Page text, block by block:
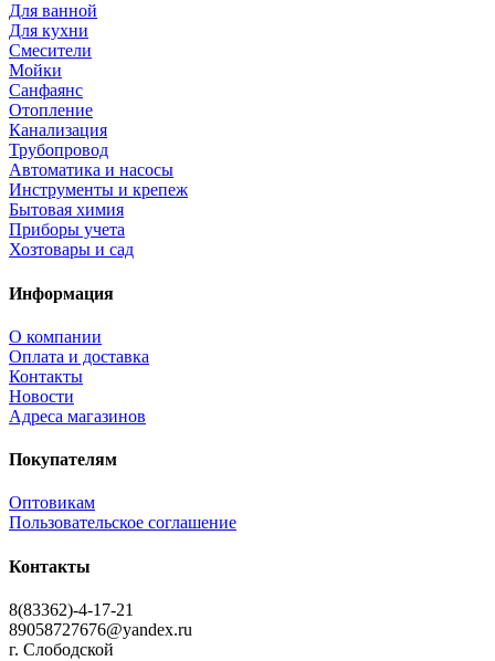
Для ванной
Для кухни
Смесители
Мойки
Санфаянс
Отопление
Канализация
Трубопровод
Автоматика и насосы
Инструменты и крепеж
Бытовая химия
Приборы учета
Хозтовары и сад
Информация
О компании
Оплата и доставка
Контакты
Новости
Адреса магазинов
Покупателям
Оптовикам
Пользовательское соглашение
Контакты
8(83362)-4-17-21
89058727676@yandex.ru
г. Слободской